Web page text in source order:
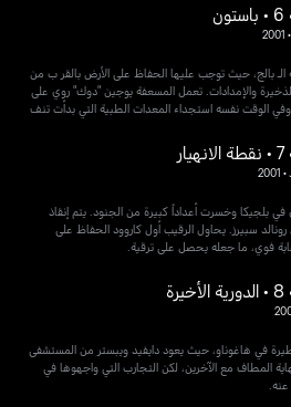
•
2001
الـ بالج، حيث توجب عليها الحفاظ على الأرض بالقر ب من
والإمدادات. تعمل المسعفة يوجين "دوك" روي على
الوقت نفسه استجداء المعدات الطبية التي بدأت تنف
•
2001
بلجيكا وخسرت أعداداً كبيرة من الجنود. يتم إنقاذ
رونالد سبيرز. يحاول الرقيب أول كاروود الحفاظ على
فوي، ما جعله يحصل على ترقية.
في هاغوناو، حيث يعود دايفيد ويبستر من المستشفى
المطاف مع الآخرين، لكن التجارب التي واجهوها في